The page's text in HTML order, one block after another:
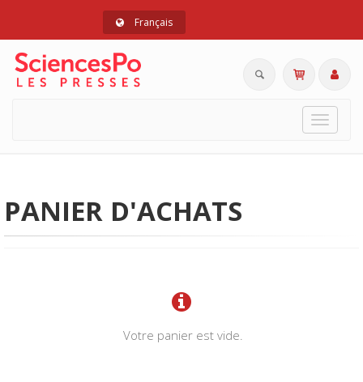
Français
Toggle
PANIER D'ACHATS
Votre panier est vide.